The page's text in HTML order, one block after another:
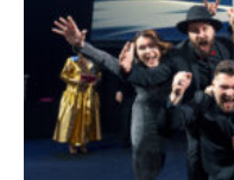
RadioGaala
2024:
intohimolla
tehtyä,
rakkaudesta
audioon